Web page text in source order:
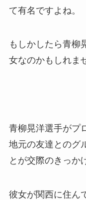
て有名ですよね。
もしかしたら青柳
女なのかもしれま
青柳晃洋選手がプ
地元の友達とのグ
とが交際のきっか
彼女が関西に住ん